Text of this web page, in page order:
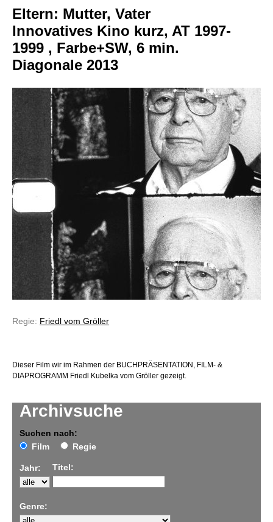
Archivsuche
Suchen nach:
Film
Regie
Jahr: Titel:
Genre:
Eltern: Mutter, Vater
Innovatives Kino kurz, AT 1997-
1999 , Farbe+SW, 6 min.
Diagonale 2013
Regie: Friedl vom Gröller
Dieser Film wir im Rahmen der BUCHPRÄSENTATION, FILM- &
DIAPROGRAMM Friedl Kubelka vom Gröller gezeigt.